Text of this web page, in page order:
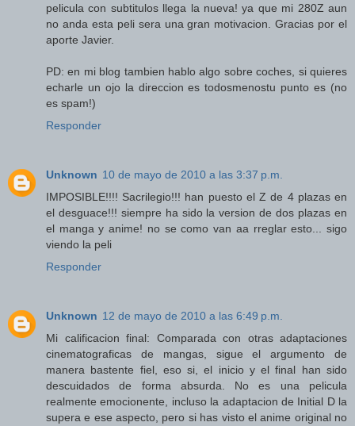
pelicula con subtitulos llega la nueva! ya que mi 280Z aun
no anda esta peli sera una gran motivacion. Gracias por el
aporte Javier.
PD: en mi blog tambien hablo algo sobre coches, si quieres
echarle un ojo la direccion es todosmenostu punto es (no
es spam!)
Responder
Unknown 10 de mayo de 2010 a las 3:37 p.m.
IMPOSIBLE!!!! Sacrilegio!!! han puesto el Z de 4 plazas en
el desguace!!! siempre ha sido la version de dos plazas en
el manga y anime! no se como van aa rreglar esto... sigo
viendo la peli
Responder
Unknown 12 de mayo de 2010 a las 6:49 p.m.
Mi calificacion final: Comparada con otras adaptaciones
cinematograficas de mangas, sigue el argumento de
manera bastente fiel, eso si, el inicio y el final han sido
descuidados de forma absurda. No es una pelicula
realmente emocionente, incluso la adaptacion de Initial D la
supera e ese aspecto, pero si has visto el anime original no